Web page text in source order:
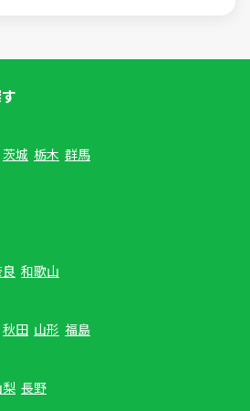
茨城 栃木 群馬
和歌山
秋田 山形 福島
梨 長野